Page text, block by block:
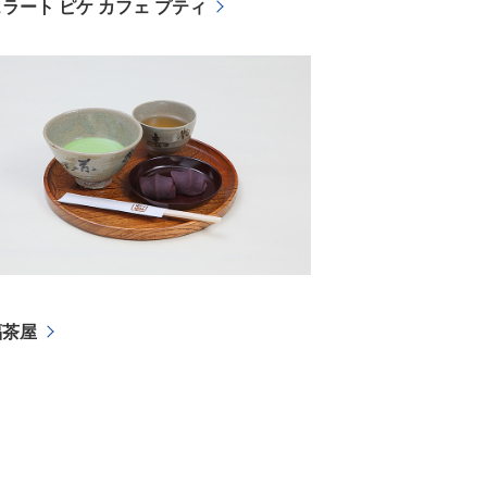
ート ピケ カフェ プティ
屋